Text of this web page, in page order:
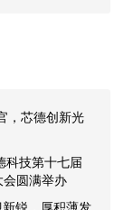
，芯德创新光
科技第十七届
圆满举办
锐，厚积薄发